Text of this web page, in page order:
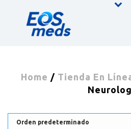
Home / Tienda En